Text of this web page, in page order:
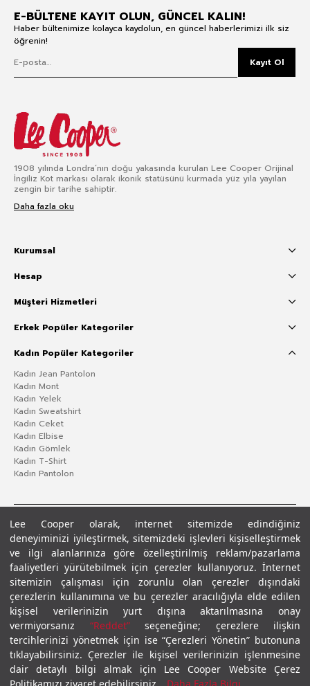
Lee Cooper olarak, internet sitemizde edindiğiniz
deneyiminizi iyileştirmek, sitemizdeki işlevleri kişiselleştirmek
ve ilgi alanlarınıza göre özelleştirilmiş reklam/pazarlama
faaliyetleri yürütebilmek için çerezler kullanıyoruz. İnternet
sitemizin çalışması için zorunlu olan çerezler dışındaki
çerezlerin kullanımına ve bu çerezler aracılığıyla elde edilen
kişisel verilerinizin yurt dışına aktarılmasına onay
vermiyorsanız “Reddet”seçeneğine; çerezlere ilişkin
tercihlerinizi yönetmek için ise “Çerezleri Yönetin” butonuna
tıklayabilirsiniz. Çerezler ile kişisel verilerinizin işlenmesine
dair detaylı bilgi almak için Lee Cooper Website Çerez
E-BÜLTENE KAYIT OLUN, GÜNCEL KALIN!
Haber bültenimize kolayca kaydolun, en güncel haberlerimizi ilk siz
öğrenin!
Kayıt Ol
1908 yılında Londra’nın doğu yakasında kurulan Lee Cooper Orijinal
İngiliz Kot markası olarak ikonik statüsünü kurmada yüz yıla yayılan
zengin bir tarihe sahiptir.
Daha fazla oku
Kurumsal
Hesap
Müşteri Hizmetleri
Erkek Popüler Kategoriler
Kadın Popüler Kategoriler
Kadın Jean Pantolon
Kadın Mont
Kadın Yelek
Kadın Sweatshirt
Kadın Ceket
Kadın Elbise
Kadın Gömlek
Kadın T-Shirt
Kadın Pantolon
Gizlilik PolitikasıÇerez Politikası KVKK Aydınlatma MetniŞartlar ve Koşullar
© 2026 Leecooper - Tüm Hakları Saklıdır.